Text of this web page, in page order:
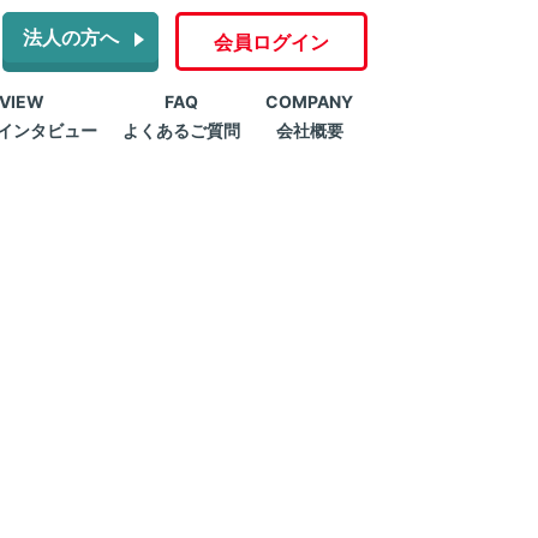
法人の方へ 会員ログイン
ンタビュー
FAQ
よくあるご質問
COMPANY
会社概要